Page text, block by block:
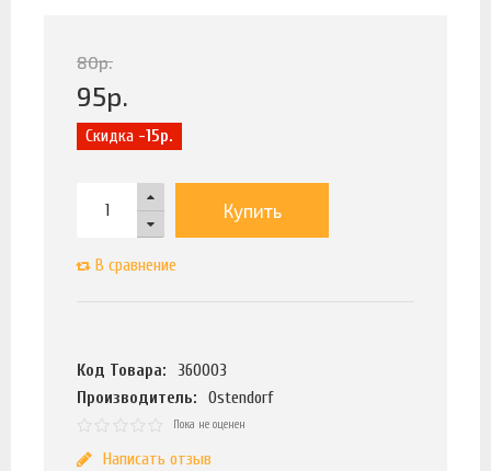
80р.
95р.
Скидка -15р.
Купить
В сравнение
Код Товара:
360003
Производитель:
Ostendorf
Пока не оценен
Написать отзыв